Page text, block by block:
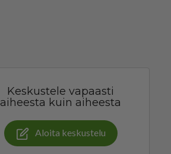
Keskustele vapaasti
aiheesta kuin aiheesta
Aloita keskustelu